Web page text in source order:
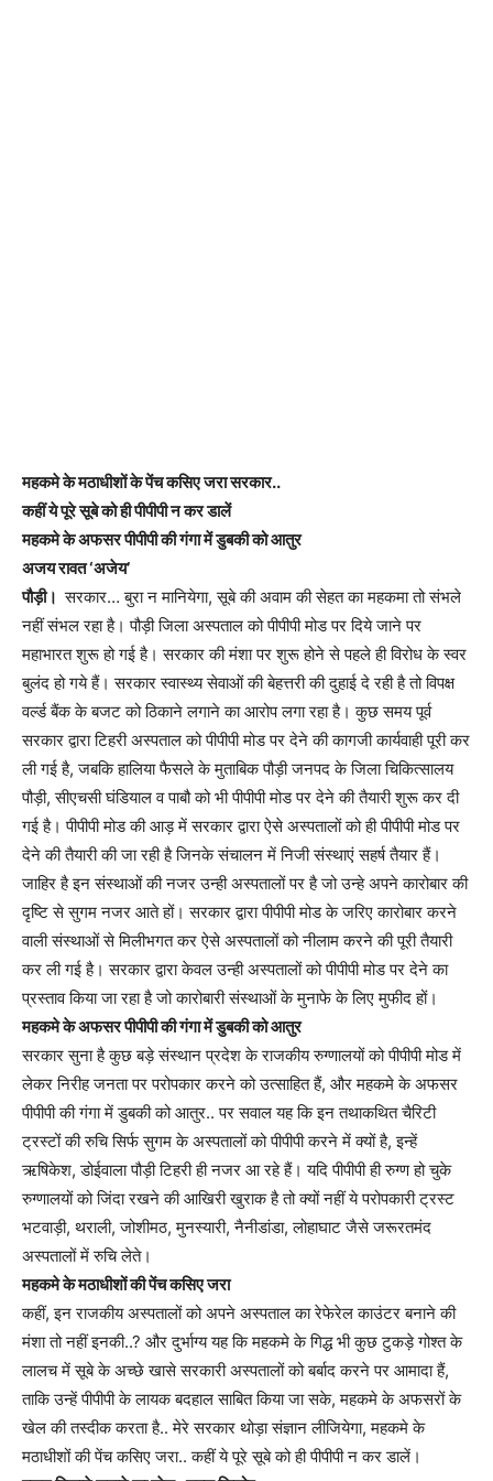
महकमे के मठाधीशों के पेंच कसिए जरा सरकार..
कहीं ये पूरे सूबे को ही पीपीपी न कर डालें
महकमे के अफसर पीपीपी की गंगा में डुबकी को आतुर
अजय रावत ‘अजेय’
पौड़ी। सरकार… बुरा न मानियेगा, सूबे की अवाम की सेहत का महकमा तो संभले
नहीं संभल रहा है। पौड़ी जिला अस्पताल को पीपीपी मोड पर दिये जाने पर
महाभारत शुरू हो गई है। सरकार की मंशा पर शुरू होने से पहले ही विरोध के स्वर
बुलंद हो गये हैं। सरकार स्वास्थ्य सेवाओं की बेहत्तरी की दुहाई दे रही है तो विपक्ष
वर्ल्ड बैंक के बजट को ठिकाने लगाने का आरोप लगा रहा है। कुछ समय पूर्व
सरकार द्वारा टिहरी अस्पताल को पीपीपी मोड पर देने की कागजी कार्यवाही पूरी कर
ली गई है, जबकि हालिया फैसले के मुताबिक पौड़ी जनपद के जिला चिकित्सालय
पौड़ी, सीएचसी घंडियाल व पाबौ को भी पीपीपी मोड पर देने की तैयारी शुरू कर दी
गई है। पीपीपी मोड की आड़ में सरकार द्वारा ऐसे अस्पतालों को ही पीपीपी मोड पर
देने की तैयारी की जा रही है जिनके संचालन में निजी संस्थाएं सहर्ष तैयार हैं।
जाहिर है इन संस्थाओं की नजर उन्ही अस्पतालों पर है जो उन्हे अपने कारोबार की
दृष्टि से सुगम नजर आते हों। सरकार द्वारा पीपीपी मोड के जरिए कारोबार करने
वाली संस्थाओं से मिलीभगत कर ऐसे अस्पतालों को नीलाम करने की पूरी तैयारी
कर ली गई है। सरकार द्वारा केवल उन्ही अस्पतालों को पीपीपी मोड पर देने का
प्रस्ताव किया जा रहा है जो कारोबारी संस्थाओं के मुनाफे के लिए मुफीद हों।
महकमे के अफसर पीपीपी की गंगा में डुबकी को आतुर
सरकार सुना है कुछ बड़े संस्थान प्रदेश के राजकीय रुग्णालयों को पीपीपी मोड में
लेकर निरीह जनता पर परोपकार करने को उत्साहित हैं, और महकमे के अफसर
पीपीपी की गंगा में डुबकी को आतुर.. पर सवाल यह कि इन तथाकथित चैरिटी
ट्रस्टों की रुचि सिर्फ सुगम के अस्पतालों को पीपीपी करने में क्यों है, इन्हें
ऋषिकेश, डोईवाला पौड़ी टिहरी ही नजर आ रहे हैं। यदि पीपीपी ही रुग्ण हो चुके
रुग्णालयों को जिंदा रखने की आखिरी खुराक है तो क्यों नहीं ये परोपकारी ट्रस्ट
भटवाड़ी, थराली, जोशीमठ, मुनस्यारी, नैनीडांडा, लोहाघाट जैसे जरूरतमंद
अस्पतालों में रुचि लेते।
महकमे के मठाधीशों की पेंच कसिए जरा
कहीं, इन राजकीय अस्पतालों को अपने अस्पताल का रेफेरेल काउंटर बनाने की
मंशा तो नहीं इनकी..? और दुर्भाग्य यह कि महकमे के गिद्ध भी कुछ टुकड़े गोश्त के
लालच में सूबे के अच्छे खासे सरकारी अस्पतालों को बर्बाद करने पर आमादा हैं,
ताकि उन्हें पीपीपी के लायक बदहाल साबित किया जा सके, महकमे के अफसरों के
खेल की तस्दीक करता है.. मेरे सरकार थोड़ा संज्ञान लीजियेगा, महकमे के
मठाधीशों की पेंच कसिए जरा.. कहीं ये पूरे सूबे को ही पीपीपी न कर डालें।